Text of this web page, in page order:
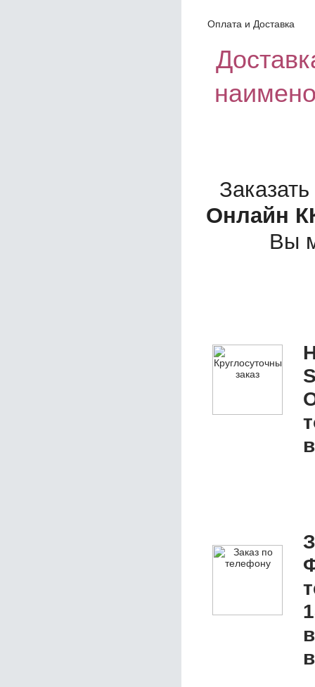
Оплата и Доставка
Онлайн
Вы